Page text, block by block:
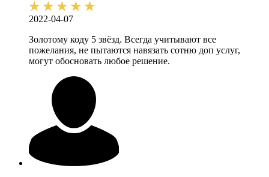
2022-04-07
Золотому коду 5 звёзд. Всегда учитывают все
пожелания, не пытаются навязать сотню доп услуг,
могут обосновать любое решение.